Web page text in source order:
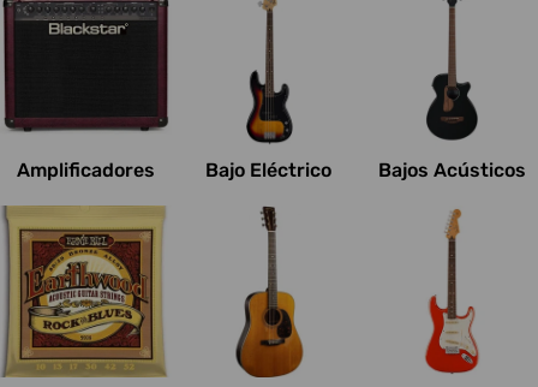
e
s
:
Amplificadores Bajo Eléctrico Bajos Acústicos